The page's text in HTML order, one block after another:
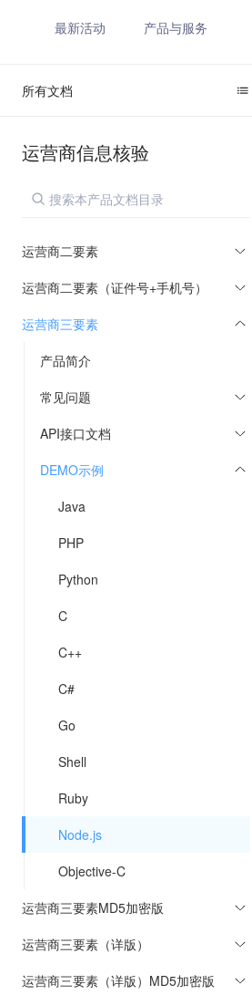
最新活动 产品与服务
所有文档
运营商信息核验
运营商二要素
运营商二要素（证件号+手机号）
运营商三要素
产品简介
常见问题
API接口文档
DEMO示例
Java
PHP
Python
C
C++
C#
Go
Shell
Ruby
Node.js
Objective-C
运营商三要素MD5加密版
运营商三要素（详版）
运营商三要素（详版）MD5加密版